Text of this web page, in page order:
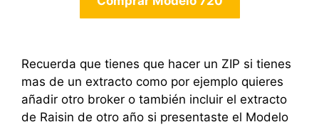
Recuerda que tienes que hacer un ZIP si tienes
mas de un extracto como por ejemplo quieres
añadir otro broker o también incluir el extracto
de Raisin de otro año si presentaste el Modelo